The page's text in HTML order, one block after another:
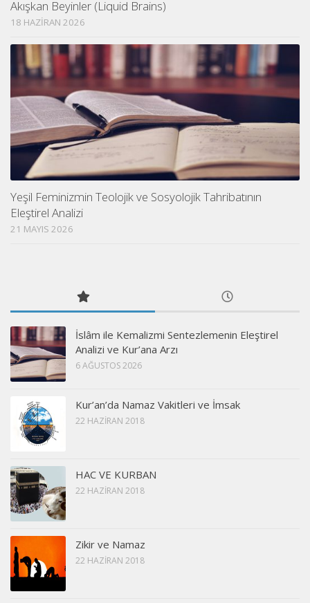
Akışkan Beyinler (Liquid Brains)
18 HAZIRAN 2026
Yeşil Feminizmin Teolojik ve Sosyolojik Tahribatının
Eleştirel Analizi
21 MAYIS 2026
İslâm ile Kemalizmi Sentezlemenin Eleştirel
Analizi ve Kur’ana Arzı
6 AĞUSTOS 2026
Kur’an’da Namaz Vakitleri ve İmsak
22 HAZIRAN 2018
HAC VE KURBAN
22 HAZIRAN 2018
Zikir ve Namaz
22 HAZIRAN 2018